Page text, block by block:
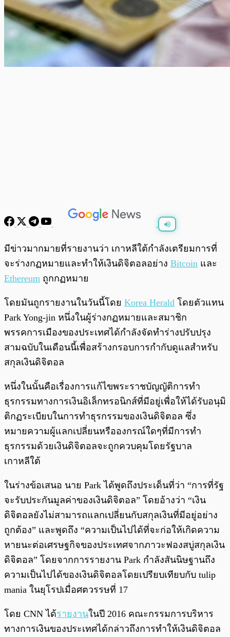
0:00
มีข่าวมากมายที่รายงานว่า เกาหลีใต้กำลังเตรียมการที่
จะร่างกฏหมายและทำให้เงินดิจิตอลอย่าง Bitcoin และ
Ethereum ถูกกฏหมาย
โดยมันถูกรายงานในวันนี้โดย Korea Herald โดยตัวแทน
Park Yong-jin หนึ่งในผู้ร่างกฏหมายและสมาชิก
พรรคการเมืองของประเทศได้กำลังจัดทำร่างปรับปรุง
สามฉบับในเดือนนี้เพื่อสร้างกรอบการกำกับดูแลสำหรับ
สกุลเงินดิจิตอล
หนึ่งในนั้นคือเรื่องการแก้ไขพระราชบัญญัติการทำ
ธุรกรรมทางการเงินอิเล็กทรอนิกส์ที่มีอยู่เพื่อให้ได้รับอนุมิ
ติกฏระเบียบในการทำธุรกรรมของเงินดิจิตอล ซึ่ง
หมายความผู้แลกเปลี่ยนหรือองกรณ์ใดๆที่มีการทำ
ธุรกรรมด้วยเงินดิจิตอลจะถูกควบคุมโดยรัฐบาล
เกาหลีใต้
ในร่างข้อเสนอ นาย Park ได้พูดถึงประเด็นที่ว่า “การที่รัฐ
จะรับประกันมูลค่าของเงินดิจิตอล” โดยอ้างว่า “เงิน
ดิจิตอลยังไม่สามารถแลกเปลี่ยนกับสกุลเงินที่มีอยู่อย่าง
ถูกต้อง” และพูดถึง “ความเป็นไปได้ที่จะก่อให้เกิดความ
หายนะต่อเศรษฐกิจของประเทศจากภาวะฟองสบู่สกุลเงิน
ดิจิตอล” โดยจากการรายงาน Park กำลังสันนิษฐานถึง
ความเป็นไปได้ของเงินดิจิตอลโดยเปรียบเทียบกับ tulip
mania ในยุโรปเมื่อศตวรรษที่ 17
โดย CNN ได้รายงานในปี 2016 คณะกรรมการบริหาร
ทางการเงินของประเทศได้กล่าวถึงการทำให้เงินดิจิตอล